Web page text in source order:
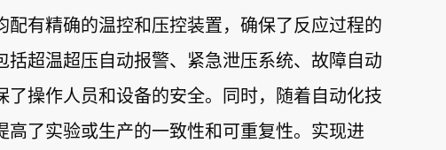
有精确的温控和压控装置，确保了反应过程的
超温超压自动报警、紧急泄压系统、故障自动
操作人员和设备的安全。同时，随着自动化技
了实验或生产的一致性和可重复性。实现进